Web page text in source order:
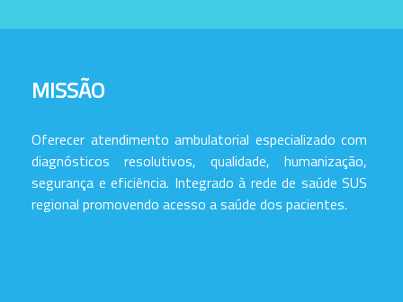
MISSÃO
Oferecer atendimento ambulatorial especializado com
diagnósticos resolutivos, qualidade, humanização,
segurança e eficiência. Integrado à rede de saúde SUS
regional promovendo acesso a saúde dos pacientes.